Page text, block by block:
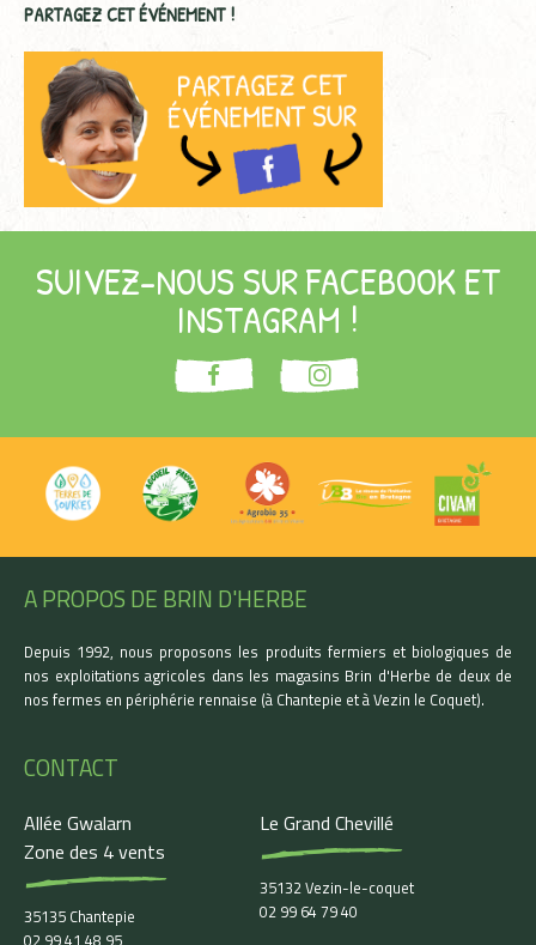
PARTAGEZ CET ÉVÉNEMENT !
SUIVEZ-NOUS SUR FACEBOOK ET
INSTAGRAM !
A PROPOS DE BRIN D'HERBE
Depuis 1992, nous proposons les produits fermiers et biologiques de
nos exploitations agricoles dans les magasins Brin d'Herbe de deux de
nos fermes en périphérie rennaise (à Chantepie et à Vezin le Coquet).
CONTACT
Allée Gwalarn
Zone des 4 vents
35135 Chantepie
Le Grand Chevillé
35132 Vezin-le-coquet
02 99 64 79 40